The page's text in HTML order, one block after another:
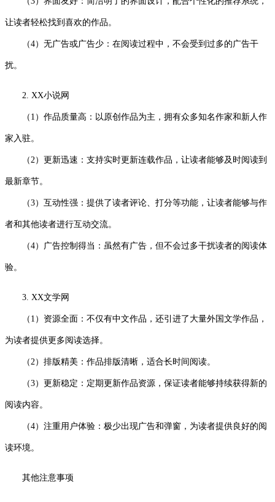
让读者轻松找到喜欢的作品。
（4）无广告或广告少：在阅读过程中，不会受到过多的广告干
扰。
2. XX小说网
（1）作品质量高：以原创作品为主，拥有众多知名作家和新人作
家入驻。
（2）更新迅速：支持实时更新连载作品，让读者能够及时阅读到
最新章节。
（3）互动性强：提供了读者评论、打分等功能，让读者能够与作
者和其他读者进行互动交流。
（4）广告控制得当：虽然有广告，但不会过多干扰读者的阅读体
验。
3. XX文学网
（1）资源全面：不仅有中文作品，还引进了大量外国文学作品，
为读者提供更多阅读选择。
（2）排版精美：作品排版清晰，适合长时间阅读。
（3）更新稳定：定期更新作品资源，保证读者能够持续获得新的
阅读内容。
（4）注重用户体验：极少出现广告和弹窗，为读者提供良好的阅
读环境。
其他注意事项